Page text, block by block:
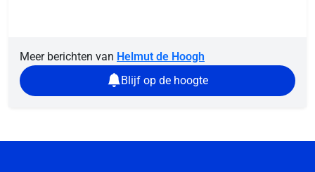
Meer berichten van Helmut de Hoogh
Blijf op de hoogte